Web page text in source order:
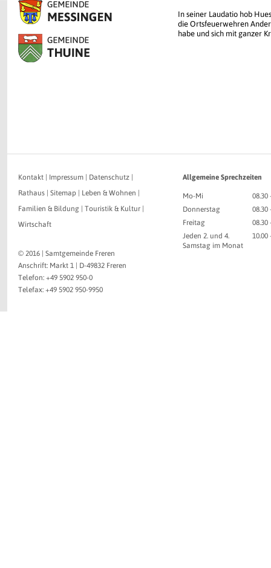
In seiner Laudatio hob
die Ortsfeuerwehren
habe und sich mit ganzer
Kontakt Impressum Datenschutz
Rathaus
Sitemap Leben & Wohnen
Familien & Bildung
Touristik & Kultur
Wirtschaft
© 2016 | Samtgemeinde Freren
Anschrift: Markt 1 | D-49832 Freren
Telefon: +49 5902 950-0
Telefax: +49 5902 950-9950
Allgemeine Sprechzeiten
Mo-Mi
08.30
Donnerstag
08.30
Freitag
08.30
Jeden 2. und 4.
Samstag im Monat